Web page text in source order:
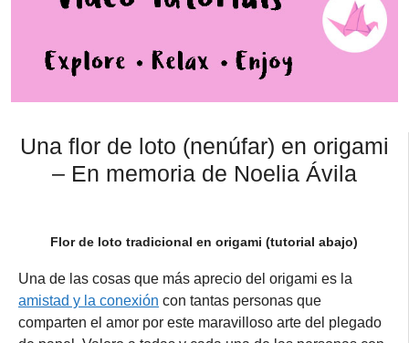
Una flor de loto (nenúfar) en origami
– En memoria de Noelia Ávila
Flor de loto tradicional en origami (tutorial abajo)
Una de las cosas que más aprecio del origami es la
amistad y la conexión con tantas personas que
comparten el amor por este maravilloso arte del plegado